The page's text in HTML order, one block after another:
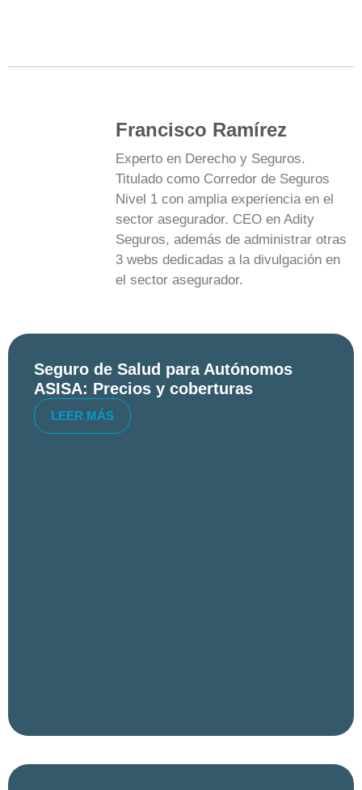
Francisco Ramírez
Experto en Derecho y Seguros.
Titulado como Corredor de Seguros
Nivel 1 con amplia experiencia en el
sector asegurador. CEO en Adity
Seguros, además de administrar otras
3 webs dedicadas a la divulgación en
el sector asegurador.
Seguro de Salud para Autónomos
ASISA: Precios y coberturas
LEER MÁS